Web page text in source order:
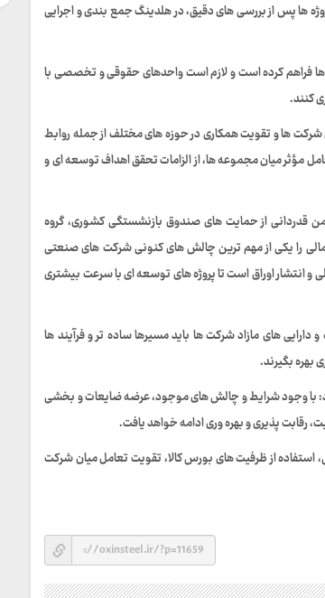
ها پس از بررسی‌ های دقیق، در هلدینگ جمع‌ بندی و اجرایی
فراهم کرده است و لازم است واحدهای حقوقی و تخصصی با
کنند.
ها و تقویت همکاری در حوزه‌ های مختلف از جمله روابط
مؤثر میان مجموعه‌ ها، از الزامات تحقق اهداف توسعه‌ ای و
از حمایت‌ های صندوق بازنشستگی کشوری، گروه
را یکی از مهم‌ ترین چالش‌ های کنونی شرکت‌ های صنعتی
و انتشار اوراق است تا پروژه‌ های توسعه‌ ای با سرعت بیشتری
های مازاد شرکت‌ ها باید مسیرها ساده‌ تر و فرآیند ها
بهره بگیرند.
با وجود شرایط و چالش‌ های موجود، عرضه ضایعات و بخشی
رقابت‌ پذیری و بهره‌ وری ادامه خواهد یافت.
استفاده از ظرفیت‌ های بورس کالا، تقویت تعامل میان شرکت‌